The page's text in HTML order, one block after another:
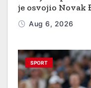
je osvojio
podloge i ključni
Aug 6, 2026
SPORT